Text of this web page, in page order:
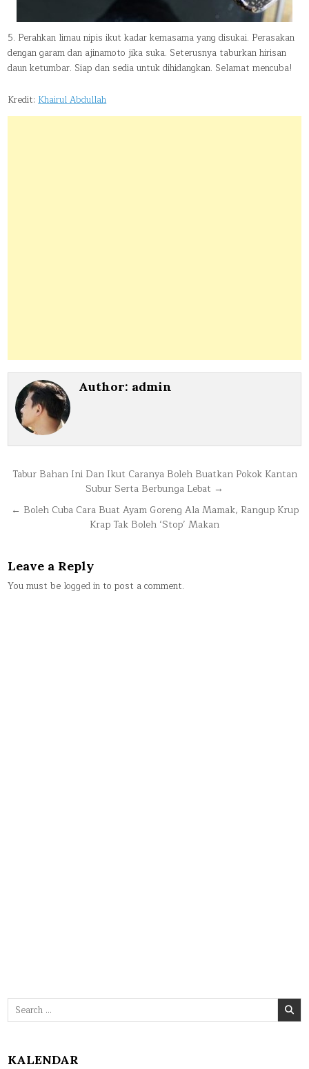
5. Perahkan limau nipis ikut kadar kemasama yang disukai. Perasakan
dengan garam dan ajinamoto jika suka. Seterusnya taburkan hirisan
daun ketumbar. Siap dan sedia untuk dihidangkan. Selamat mencuba!
Kredit:Khairul Abdullah
Author: admin
Post
navigation
Tabur Bahan Ini Dan Ikut Caranya Boleh Buatkan Pokok Kantan
Subur Serta Berbunga Lebat →
← Boleh Cuba Cara Buat Ayam Goreng Ala Mamak, Rangup Krup
Krap Tak Boleh ‘Stop’ Makan
Leave a Reply
You must be logged in to post a comment.
Search
for:
KALENDAR